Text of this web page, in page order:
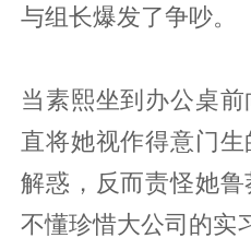
与组长爆发了争吵。
当素熙坐到办公桌
直将她视作得意门
解惑，反而责怪她
不懂珍惜大公司的实